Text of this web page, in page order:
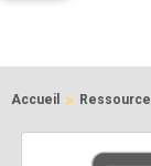
Accueil >